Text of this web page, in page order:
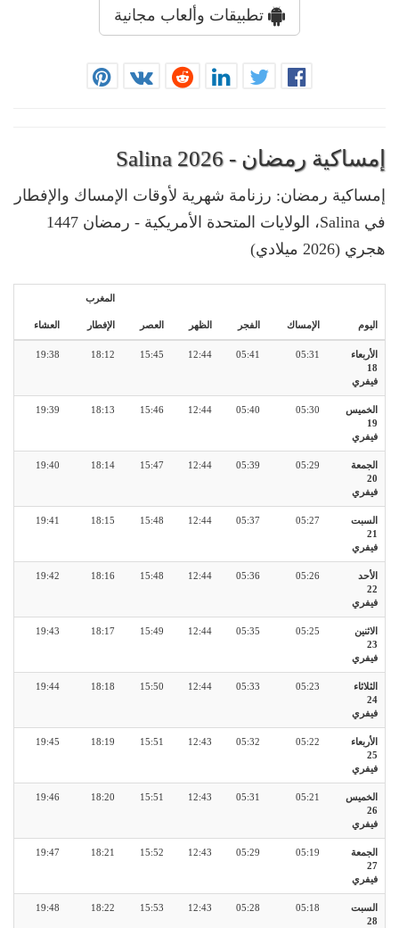
تطبيقات وألعاب مجانية
إمساكية رمضان - Salina 2026
إمساكية رمضان: رزنامة شهرية لأوقات الإمساك والإفطار
في Salina، الولايات المتحدة الأمريكية - رمضان 1447
هجري (2026 ميلادي)
اليوم الإمساك الفجر الظهر العصر
المغرب
الإفطار العشاء
الأربعاء
18
فيفري
05:31
05:41
12:44
15:45
18:12
19:38
الخميس
19
فيفري
05:30
05:40
12:44
15:46
18:13
19:39
الجمعة
20
فيفري
05:29
05:39
12:44
15:47
18:14
19:40
السبت
21
فيفري
05:27
05:37
12:44
15:48
18:15
19:41
الأحد
22
فيفري
05:26
05:36
12:44
15:48
18:16
19:42
الاثنين
23
فيفري
05:25
05:35
12:44
15:49
18:17
19:43
الثلاثاء
24
فيفري
05:23
05:33
12:44
15:50
18:18
19:44
الأربعاء
25
فيفري
05:22
05:32
12:43
15:51
18:19
19:45
الخميس
26
فيفري
05:21
05:31
12:43
15:51
18:20
19:46
الجمعة
27
فيفري
05:19
05:29
12:43
15:52
18:21
19:47
السبت
28
05:18
05:28
12:43
15:53
18:22
19:48